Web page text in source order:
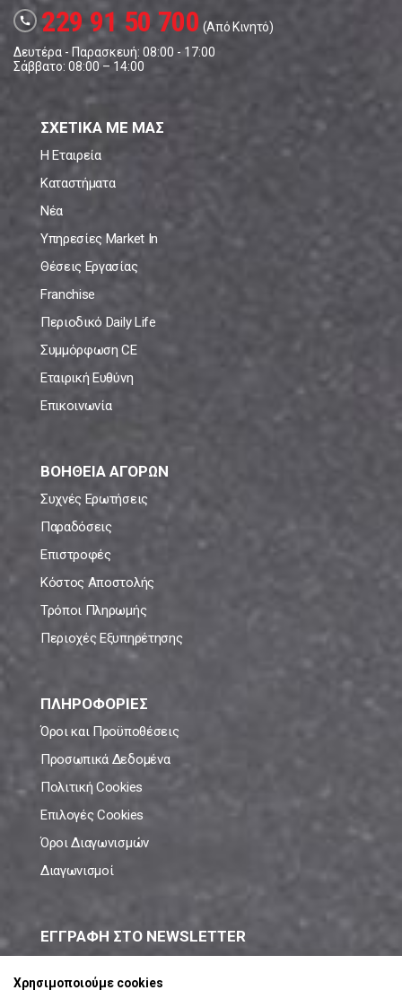
call 229 91 50 700 (Από Κινητό)
Δευτέρα - Παρασκευή: 08:00 - 17:00
Σάββατο: 08:00 – 14:00
ΣΧΕΤΙΚΑ ΜΕ ΜΑΣ
Η Εταιρεία
Καταστήματα
Νέα
Υπηρεσίες Market In
Θέσεις Εργασίας
Franchise
Περιοδικό Daily Life
Συμμόρφωση CE
Εταιρική Ευθύνη
Επικοινωνία
ΒΟΗΘΕΙΑ ΑΓΟΡΩΝ
Συχνές Ερωτήσεις
Παραδόσεις
Επιστροφές
Κόστος Αποστολής
Τρόποι Πληρωμής
Περιοχές Εξυπηρέτησης
ΠΛΗΡΟΦΟΡΙΕΣ
Όροι και Προϋποθέσεις
Προσωπικά Δεδομένα
Πολιτική Cookies
Επιλογές Cookies
Όροι Διαγωνισμών
Διαγωνισμοί
ΕΓΓΡΑΦΗ ΣΤΟ NEWSLETTER
Χρησιμοποιούμε cookies